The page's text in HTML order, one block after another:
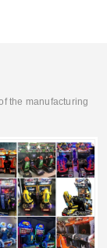
the manufacturing